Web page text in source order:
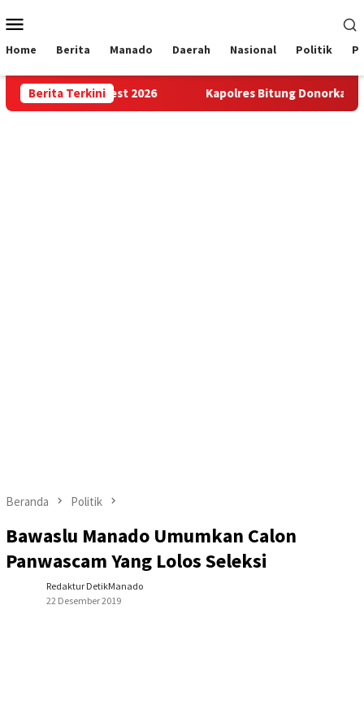
ke
Mobile
Home Berita Manado Daerah Nasional Politik
Berita Terkini
Fest 2026 Kapolres Bitung Donorkan Darah,
Beranda Politik
Bawaslu Manado Umumkan Calon
Panwascam Yang Lolos Seleksi
Redaktur DetikManado
22 Desember 2019